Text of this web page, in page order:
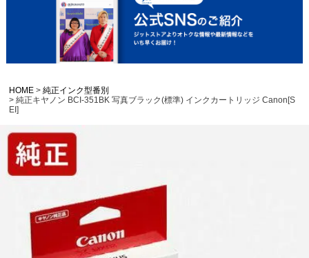
HOME
純正インク型番別
純正キヤノン BCI-351BK 写真ブラック(標準) インクカートリッジ Canon[S
EI]